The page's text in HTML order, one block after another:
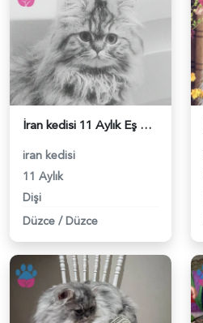
İran kedisi 11 Aylık Eş Arıyor - 118983045
iran kedisi
11 Aylık
Dişi
Düzce / Düzce